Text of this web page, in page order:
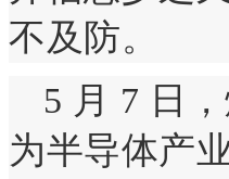
不及防。
5 月 7 日
为半导体产